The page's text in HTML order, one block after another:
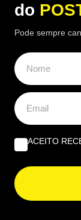
“Com
do
Pode sempre
ACEITO